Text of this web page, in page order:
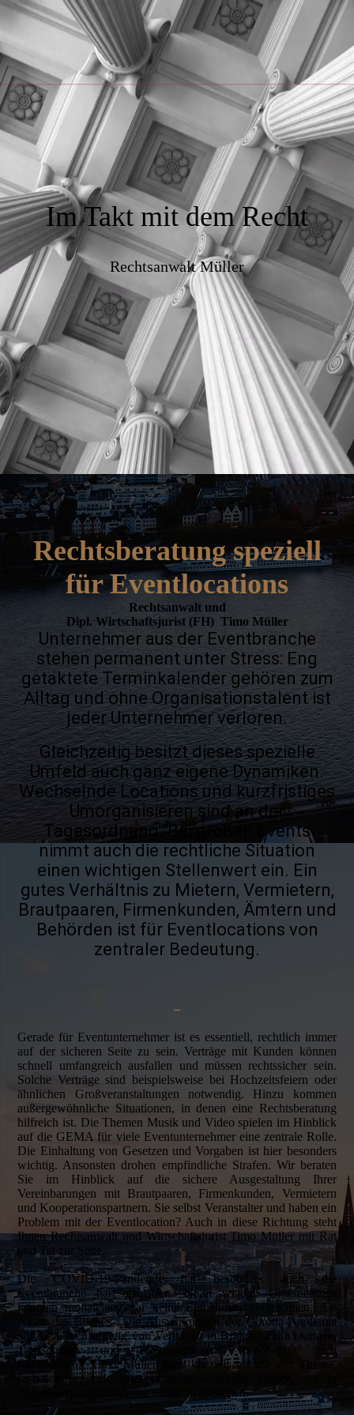
Im Takt mit dem Recht
Rechtsanwalt Müller
Rechtsberatung speziell
für Eventlocations
Rechtsanwalt und
Dipl. Wirtschaftsjurist (FH) Timo Müller
Unternehmer aus der Eventbranche
stehen permanent unter Stress: Eng
getaktete Terminkalender gehören zum
Alltag und ohne Organisationstalent ist
jeder Unternehmer verloren.
Gleichzeitig besitzt dieses spezielle
Umfeld auch ganz eigene Dynamiken.
Wechselnde Locations und kurzfristiges
Umorganisieren sind an der
Tagesordnung. Bei großen Events
nimmt auch die rechtliche Situation
einen wichtigen Stellenwert ein. Ein
gutes Verhältnis zu Mietern, Vermietern,
Brautpaaren, Firmenkunden, Ämtern und
Behörden ist für Eventlocations von
zentraler Bedeutung.
–
Gerade für Eventunternehmer ist es essentiell, rechtlich immer
auf der sicheren Seite zu sein. Verträge mit Kunden können
schnell umfangreich ausfallen und müssen rechtssicher sein.
Solche Verträge sind beispielsweise bei Hochzeitsfeiern oder
ähnlichen Großveranstaltungen notwendig. Hinzu kommen
außergewöhnliche Situationen, in denen eine Rechtsberatung
hilfreich ist. Die Themen Musik und Video spielen im Hinblick
auf die GEMA für viele Eventunternehmer eine zentrale Rolle.
Die Einhaltung von Gesetzen und Vorgaben ist hier besonders
wichtig. Ansonsten drohen empfindliche Strafen. Wir beraten
Sie im Hinblick auf die sichere Ausgestaltung Ihrer
Vereinbarungen mit Brautpaaren, Firmenkunden, Vermietern
und Kooperationspartnern. Sie selbst Veranstalter und haben ein
Problem mit der Eventlocation? Auch in diese Richtung steht
Ihnen Rechtsanwalt und Wirtschaftsjurist Timo Müller mit Rat
und Tat zur Seite.
Die COVID-19-Pandemie hat besonders auch die
Eventbranche hart getroffen. Nicht wenige Unternehmen
konnten monatelang gar keine Einnahmen verzeichnen. Als
Autor des Buches „Die Auswirkungen der Corona-Pandemie
auf die Durchführung von Verträgen in Bildungseinrichtungen,
Tanzschulen und Eventagenturen“ beschäftigt sich
Rechtsanwalt Timo Müller ganz speziell mit diesem Thema.
Insbesondere beleuchtet er auch rechtliche Fragen, die in
Zusammenhang mit dieser Situation entstehen.